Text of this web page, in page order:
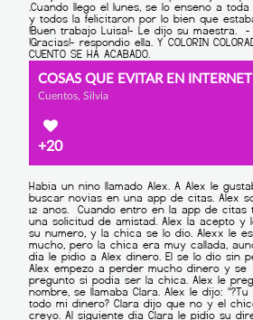
COSAS QUE EVITAR EN INTERNET
Cuentos, Silvia
+20